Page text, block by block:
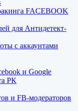
FACEBOOK
для Антидетект-
с аккаунтами
и Google
РК
и FB-модераторов